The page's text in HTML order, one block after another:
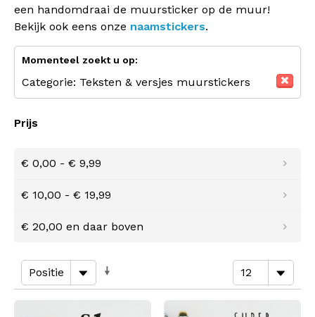
een handomdraai de muursticker op de muur!
Bekijk ook eens onze naamstickers.
Momenteel zoekt u op:
Categorie: Teksten & versjes muurstickers
Prijs
€ 0,00 - € 9,99
€ 10,00 - € 19,99
€ 20,00 en daar boven